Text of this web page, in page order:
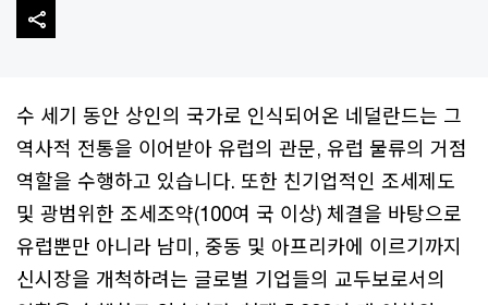
수 세기 동안 상인의 국가로 인식되어온 네덜란드는 그
역사적 전통을 이어받아 유럽의 관문, 유럽 물류의 거점
역할을 수행하고 있습니다. 또한 친기업적인 조세제도
및 광범위한 조세조약(100여 국 이상) 체결을 바탕으로
유럽뿐만 아니라 남미, 중동 및 아프리카에 이르기까지
신시장을 개척하려는 글로벌 기업들의 교두보로서의